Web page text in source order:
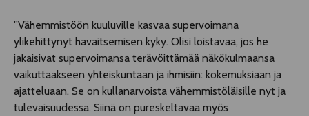
”Vähemmistöön kuuluville kasvaa supervoimana
ylikehittynyt havaitsemisen kyky. Olisi loistavaa, jos he
jakaisivat supervoimansa terävöittämää näkökulmaansa
vaikuttaakseen yhteiskuntaan ja ihmisiin: kokemuksiaan ja
ajatteluaan. Se on kullanarvoista vähemmistöläisille nyt ja
tulevaisuudessa. Siinä on pureskeltavaa myös